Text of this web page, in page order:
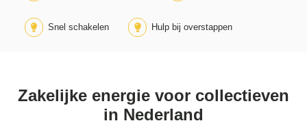
Snel schakelen Hulp bij overstappen
Zakelijke energie voor collectieven
in Nederland